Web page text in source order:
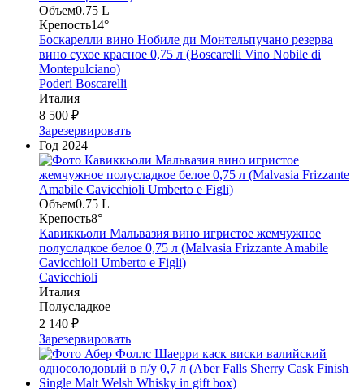
Объем0.75 L
Крепость14°
Боскарелли вино Нобиле ди Монтельпучано резерва
вино сухое красное 0,75 л (Boscarelli Vino Nobile di
Montepulciano)
Poderi Boscarelli
Италия
8 500 ₽
Зарезервировать
Год 2024
Объем0.75 L
Крепость8°
Кавиккьоли Мальвазия вино игристое жемчужное
полусладкое белое 0,75 л (Malvasia Frizzante Amabile
Cavicchioli Umberto e Figli)
Cavicchioli
Италия
Полусладкое
2 140 ₽
Зарезервировать